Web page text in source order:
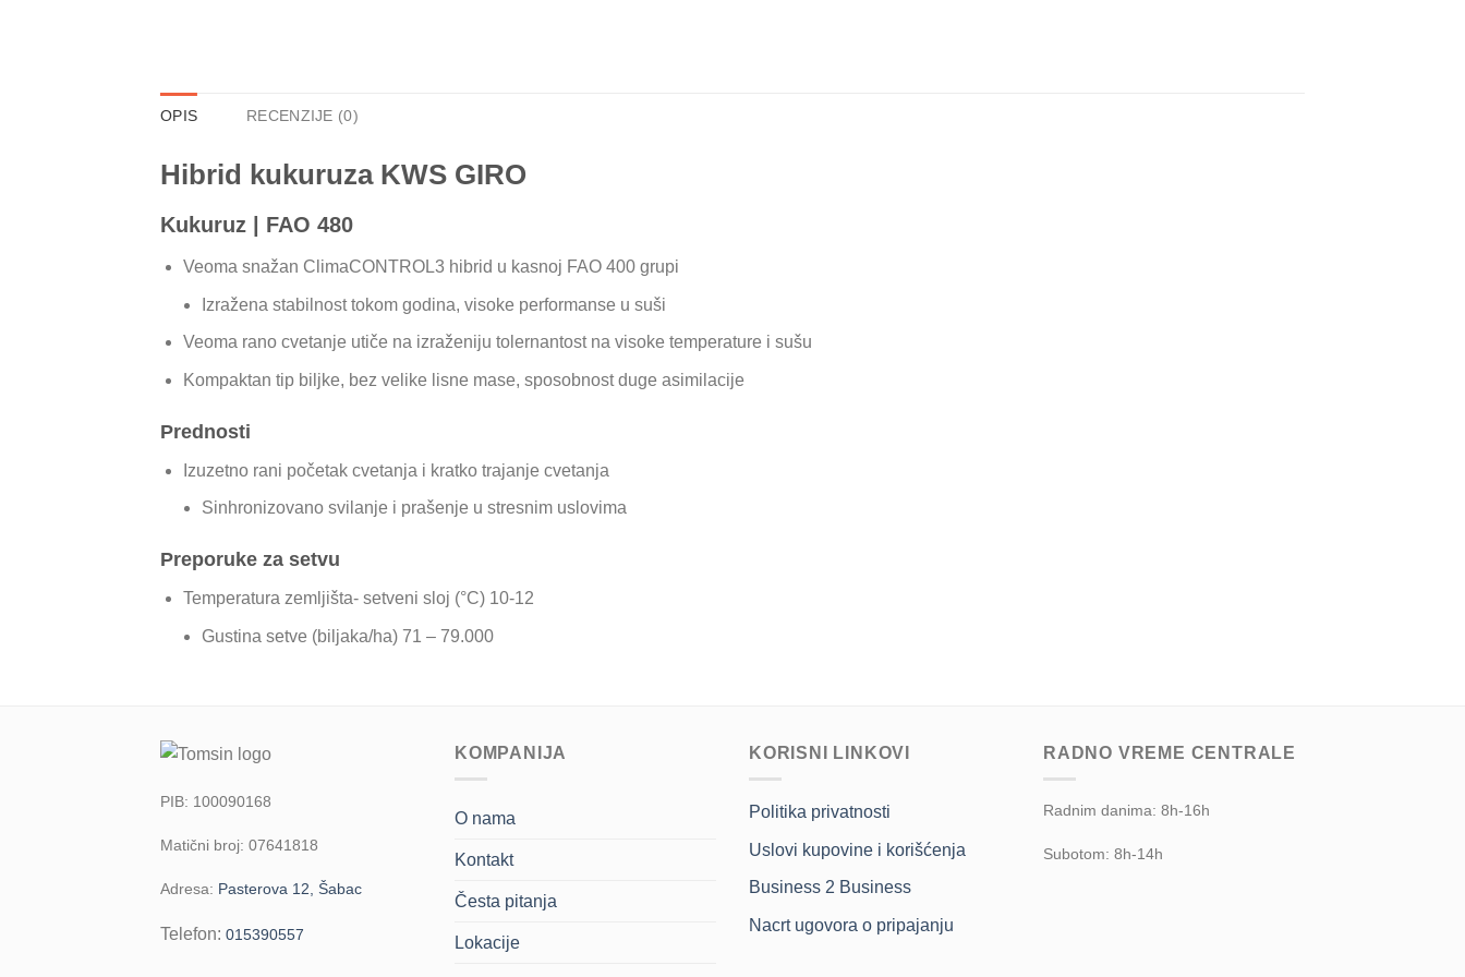
OPIS RECENZIJE (0)
Hibrid kukuruza KWS GIRO
Kukuruz | FAO 480
Veoma snažan ClimaCONTROL3 hibrid u kasnoj FAO 400 grupi
Izražena stabilnost tokom godina, visoke performanse u suši
Veoma rano cvetanje utiče na izraženiju tolernantost na visoke temperature i sušu
Kompaktan tip biljke, bez velike lisne mase, sposobnost duge asimilacije
Prednosti
Izuzetno rani početak cvetanja i kratko trajanje cvetanja
Sinhronizovano svilanje i prašenje u stresnim uslovima
Preporuke za setvu
Temperatura zemljišta- setveni sloj (°C) 10-12
Gustina setve (biljaka/ha) 71 – 79.000
PIB: 100090168
Matični broj: 07641818
Adresa: Pasterova 12, Šabac
Telefon: 015390557
KOMPANIJA
O nama
Kontakt
Česta pitanja
Lokacije
KORISNI LINKOVI
Politika privatnosti
Uslovi kupovine i korišćenja
Business 2 Business
Nacrt ugovora o pripajanju
RADNO VREME CENTRALE
Radnim danima: 8h-16h
Subotom: 8h-14h